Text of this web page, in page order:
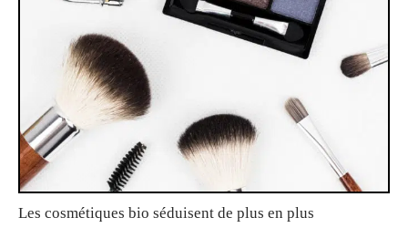
Les cosmétiques bio séduisent de plus en plus